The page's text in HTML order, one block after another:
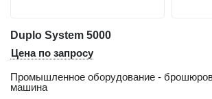
Duplo System 5000
Цена по запросу
Промышленное оборудование -
машина